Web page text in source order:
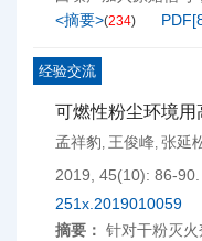
<摘要>(234) PDF[
经验交流
可燃性粉尘环境
孟祥豹, 王俊峰, 张延
2019, 45(10): 86-90.
251x.2019010059
摘要： 针对干粉灭